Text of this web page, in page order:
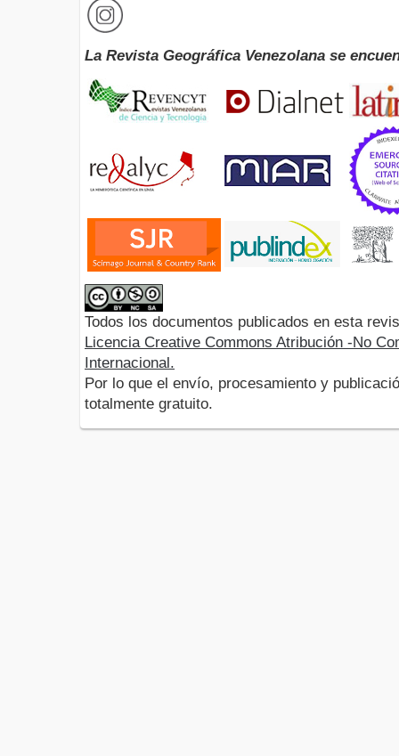
La Revista Geográfica Venezolana se
Todos los documentos publicados en esta
Licencia Creative Commons Atribución -No
Internacional.
Por lo que el envío, procesamiento y
totalmente gratuito.